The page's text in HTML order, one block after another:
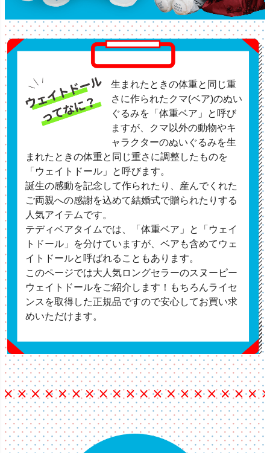
生まれたときの体重と同じ重
さに作られたクマ(ベア)のぬい
ぐるみを「体重ベア」と呼び
ますが、クマ以外の動物やキ
ャラクターのぬいぐるみを生
まれたときの体重と同じ重さに調整したものを
「ウェイトドール」と呼びます。
誕生の感動を記念して作られたり、産んでくれた
ご両親への感謝を込めて結婚式で贈られたりする
人気アイテムです。
テディベアタイムでは、「体重ベア」と「ウェイ
トドール」を分けていますが、ベアも含めてウェ
イトドールと呼ばれることもあります。
このページでは大人気ロングセラーのスヌーピー
ウェイトドールをご紹介します！もちろんライセ
ンスを取得した正規品ですので安心してお買い求
めいただけます。